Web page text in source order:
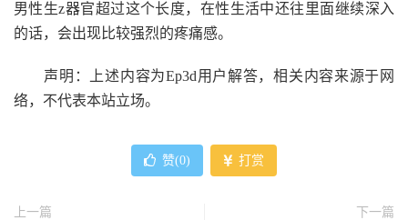
男性生z器官超过这个长度，在性生活中还往里面继续深入
的话，会出现比较强烈的疼痛感。
声明：上述内容为Ep3d用户解答，相关内容来源于网
络，不代表本站立场。
赞(0) 打赏
上一篇
下一篇